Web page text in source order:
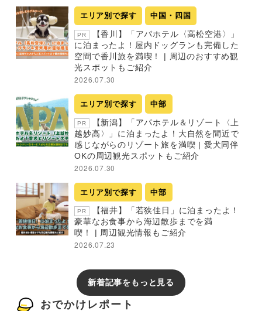
エリア別で探す 中国・四国
PR
【香川】「アパホテル〈高松空港〉」
に泊まったよ！屋内ドッグランも完備した
空間で香川旅を満喫！ | 周辺のおすすめ観
光スポットもご紹介
2026.07.30
エリア別で探す 中部
PR
【新潟】「アパホテル＆リゾート〈上
越妙高〉」に泊まったよ！大自然を間近で
感じながらのリゾート旅を満喫 | 愛犬同伴
OKの周辺観光スポットもご紹介
2026.07.30
エリア別で探す 中部
PR
【福井】「若狭佳日」に泊まったよ！
豪華なお食事から海辺散歩までを満
喫！ | 周辺観光情報もご紹介
2026.07.23
新着記事をもっと見る
おでかけレポート